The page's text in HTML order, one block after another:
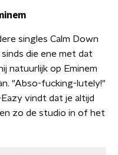
singles Calm Down
die ene met dat
natuurlijk op Eminem
"Abso-fucking-lutely!"
vindt dat je altijd
zo de studio in of het